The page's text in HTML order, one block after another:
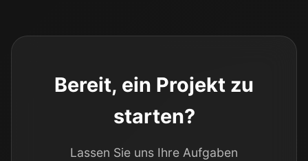
Bereit, ein Projekt zu
starten?
Lassen Sie uns Ihre Aufgaben